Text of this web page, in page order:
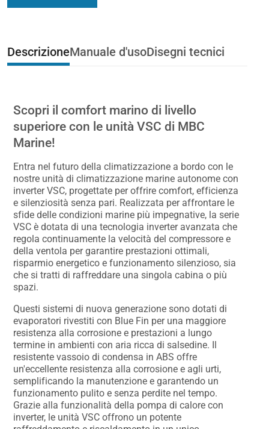
DescrizioneManuale d'usoDisegni tecnici
Scopri il comfort marino di livello
superiore con le unità VSC di MBC
Marine!
Entra nel futuro della climatizzazione a bordo con le
nostre unità di climatizzazione marine autonome con
inverter VSC, progettate per offrire comfort, efficienza
e silenziosità senza pari. Realizzata per affrontare le
sfide delle condizioni marine più impegnative, la serie
VSC è dotata di una tecnologia inverter avanzata che
regola continuamente la velocità del compressore e
della ventola per garantire prestazioni ottimali,
risparmio energetico e funzionamento silenzioso, sia
che si tratti di raffreddare una singola cabina o più
spazi.
Questi sistemi di nuova generazione sono dotati di
evaporatori rivestiti con Blue Fin per una maggiore
resistenza alla corrosione e prestazioni a lungo
termine in ambienti con aria ricca di salsedine. Il
resistente vassoio di condensa in ABS offre
un'eccellente resistenza alla corrosione e agli urti,
semplificando la manutenzione e garantendo un
funzionamento pulito e senza perdite nel tempo.
Grazie alla funzionalità della pompa di calore con
inverter, le unità VSC offrono un potente